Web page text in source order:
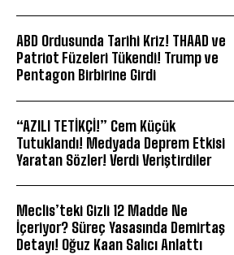
ABD Ordusunda Tarihi Kriz! THAAD ve
Patriot Füzeleri Tükendi! Trump ve
Pentagon Birbirine Girdi
“AZILI TETİKÇİ!” Cem Küçük
Tutuklandı! Medyada Deprem Etkisi
Yaratan Sözler! Verdi Veriştirdiler
Meclis’teki Gizli 12 Madde Ne
İçeriyor? Süreç Yasasında Demirtaş
Detayı! Oğuz Kaan Salıcı Anlattı